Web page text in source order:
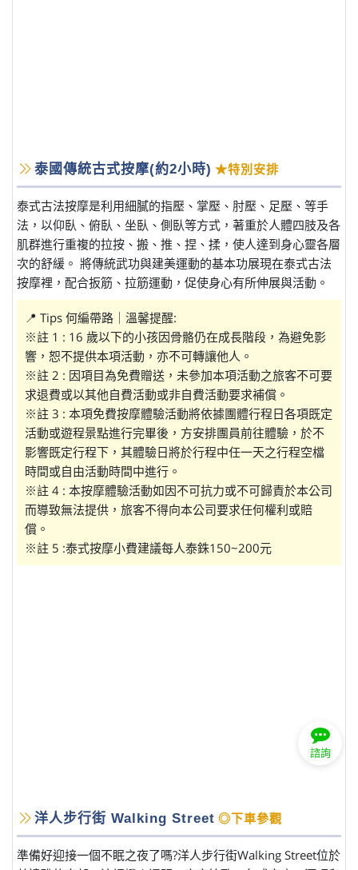
泰國傳統古式按摩(約2小時) ★特別安排
泰式古法按摩是利用細膩的指壓、掌壓、肘壓、足壓、等手
法，以仰臥、俯臥、坐臥、側臥等方式，著重於人體四肢及各
肌群進行重複的拉按、搬、推、捏、揉，使人達到身心靈各層
次的舒緩。 將傳統武功與建美運動的基本功展現在泰式古法
按摩裡，配合扳筋、拉筋運動，促使身心有所伸展與活動。
📍 Tips 何編帶路｜溫馨提醒:
※註 1 : 16 歲以下的小孩因骨骼仍在成長階段，為避免影
響，恕不提供本項活動，亦不可轉讓他人。
※註 2 : 因項目為免費贈送，未參加本項活動之旅客不可要
求退費或以其他自費活動或非自費活動要求補償。
※註 3 : 本項免費按摩體驗活動將依據團體行程日各項既定
活動或遊程景點進行完畢後，方安排團員前往體驗，於不
影響既定行程下，其體驗日將於行程中任一天之行程空檔
時間或自由活動時間中進行。
※註 4 : 本按摩體驗活動如因不可抗力或不可歸責於本公司
而導致無法提供，旅客不得向本公司要求任何權利或賠
償。
※註 5 :泰式按摩小費建議每人泰銖150~200元
洋人步行街 Walking Street ◎下車參觀
準備好迎接一個不眠之夜了嗎?洋人步行街Walking Street位於
諮詢